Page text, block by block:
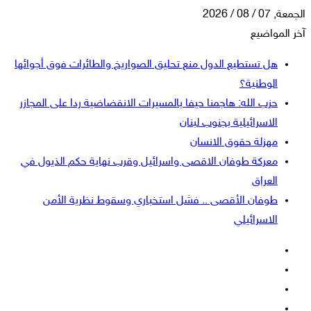
الجمعة, 07 / 08 / 2026
آخر المواضيع
هل تستطيع الدول منع تحليق الصواريخ والطائرات فوق أجوائها
الوطنية؟
حزب الله: هاجمنا حيفا بالمسيرات الانقضاضية ردا على المجازر
الاسرائيلية بجنوب لبنان
مهزلة حقوق الانسان
معركة طوفان الاقصى واسرائيل وقرب نهاية حكم الذيول في
العراق
طوفان الأقصى .. فشل استخباري وسقوط نظرية الأمن
الاسرائيلي